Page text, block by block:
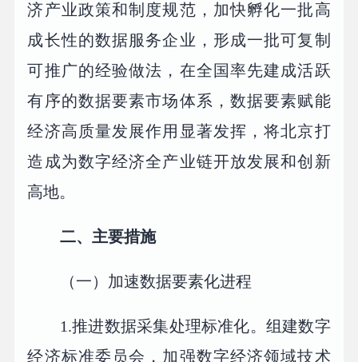
济产业政策和制度规范，加快孵化一批高
成长性的数据服务企业，形成一批可复制
可推广的经验做法，在全国率先建成活跃
有序的数据要素市场体系，数据要素赋能
经济高质量发展作用显著发挥，将北京打
造成为数字经济全产业链开放发展和创新
高地。
二、主要措施
（一）加速数据要素化进程
1.推进数据采集处理标准化。组建数字
经济标准委员会，加强数字经济领域技术